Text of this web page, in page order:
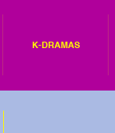
K-DRAMAS